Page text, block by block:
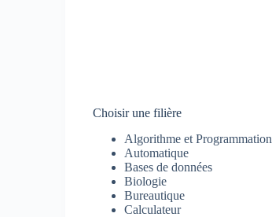
Choisir une filière
Algorithme et Programmation
Automatique
Bases de données
Biologie
Bureautique
Calculateur